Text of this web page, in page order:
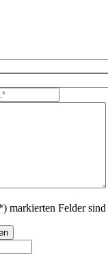
markierten Felder